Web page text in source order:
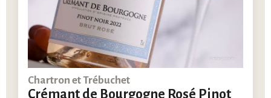
Chartron et Trébuchet
Crémant de Bourgogne Rosé Pinot